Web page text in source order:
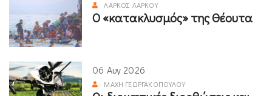
ΛΆΡΚΟΣ ΛΆΡΚΟΥ
Ο «κατακλυσμός» της Θέουτα
06 Αυγ 2026
ΜΆΧΗ ΓΕΩΡΓΑΚΟΠΟΎΛΟΥ